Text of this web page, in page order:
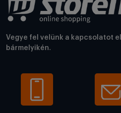
Vegye fel velünk a kapcsolatot
bármelyikén.